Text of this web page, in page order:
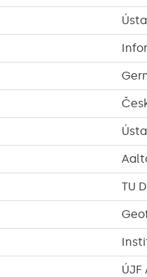
TU
ÚJF